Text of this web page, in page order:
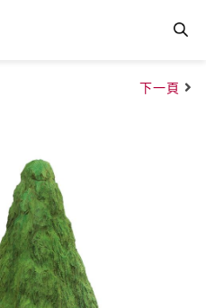
下一頁